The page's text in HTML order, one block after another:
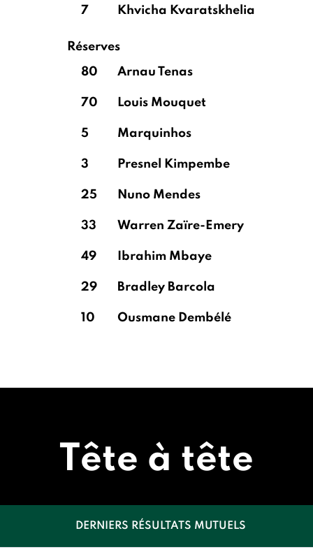
7 Khvicha Kvaratskhelia
Réserves
80
Arnau Tenas
70 Louis Mouquet
5 Marquinhos
3 Presnel Kimpembe
25 Nuno Mendes
33 Warren Zaïre-Emery
49 Ibrahim Mbaye
29 Bradley Barcola
10 Ousmane Dembélé
Tête à tête
DERNIERS RÉSULTATS MUTUELS